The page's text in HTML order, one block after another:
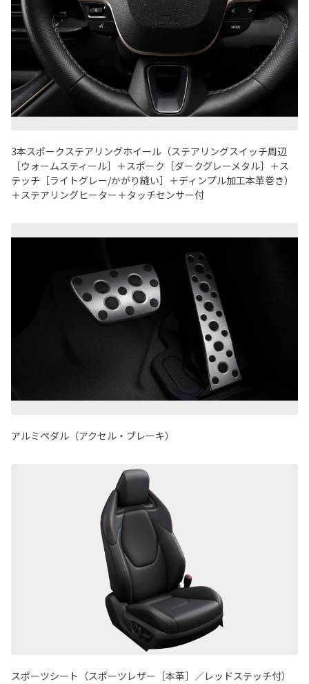
3本スポークステアリングホイール（ステアリングスイッチ周辺
［ウォームスティール］＋スポーク［ダークグレーメタル］＋ス
テッチ［ライトグレー/かがり縫い］＋ディンプル加工本革巻き）
＋ステアリングヒーター＋タッチセンサー付
アルミペダル（アクセル・ブレーキ）
スポーツシート（スポーツレザー［本革］／レッドステッチ付）